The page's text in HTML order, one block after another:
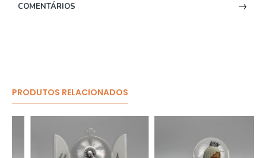
COMENTÁRIOS
PRODUTOS RELACIONADOS